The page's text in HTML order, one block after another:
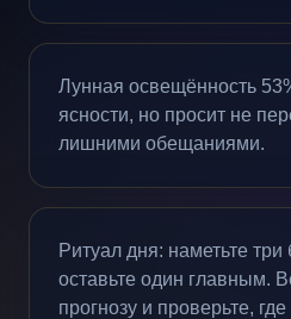
Лунная освещённость
ясности, но просит не
лишними обещаниями.
Ритуал дня: наметьте
оставьте один главным.
прогнозу и проверьте,